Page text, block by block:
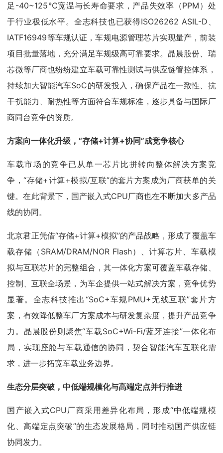
足-40~125℃宽温与长寿命要求，产品失效率（PPM）处
于行业极低水平。全志科技也已获得ISO26262 ASIL-D、
IATF16949等车规认证，车规电源管理芯片实现量产，前装
项目批量落地，充分满足车规级高可靠要求。晶晨股份、瑞
芯微等厂商也纷纷建立车载可靠性测试与供应链管控体系，
持续加大智能汽车SoC的研发投入，确保产品在一致性、抗
干扰能力、耐热性等方面符合车规标准，逐步具备与国际厂
商同台竞争的资质。
方案向一体化升级，“存储+计算+协同”成竞争核心
车载市场的竞争已从单一芯片比拼转向整体解决方案竞
争，“存储+计算+模拟/互联”的套片方案成为厂商获单的关
键。在此背景下，国产嵌入式CPU厂商也在不断加大多产品
线的协同。
北京君正凭借“存储+计算+模拟”的产品战略，形成了覆盖车
载存储（SRAM/DRAM/NOR Flash）、计算芯片、车载模
拟与互联芯片的完整组合，其一体化方案可覆盖车载存储、
控制、互联全场景，为车企提供一站式解决方案，竞争优势
显著。全志科技推出“SoC+车规PMU+无线互联”套片方
案，有效降低整车厂方案成本与研发复杂度，提升产品竞争
力。晶晨股份则聚焦“车载SoC+Wi-Fi/蓝牙连接”一体化布
局，实现座舱与车载通信的协同，契合智能汽车互联化需
求，进一步拓宽车载业务边界。
生态分层突破，中低端规模化与高端定点并行推进
国产嵌入式CPU厂商采用差异化布局，形成“中低端规模
化、高端定点突破”的生态发展格局，同时推动国产供应链
协同发力。